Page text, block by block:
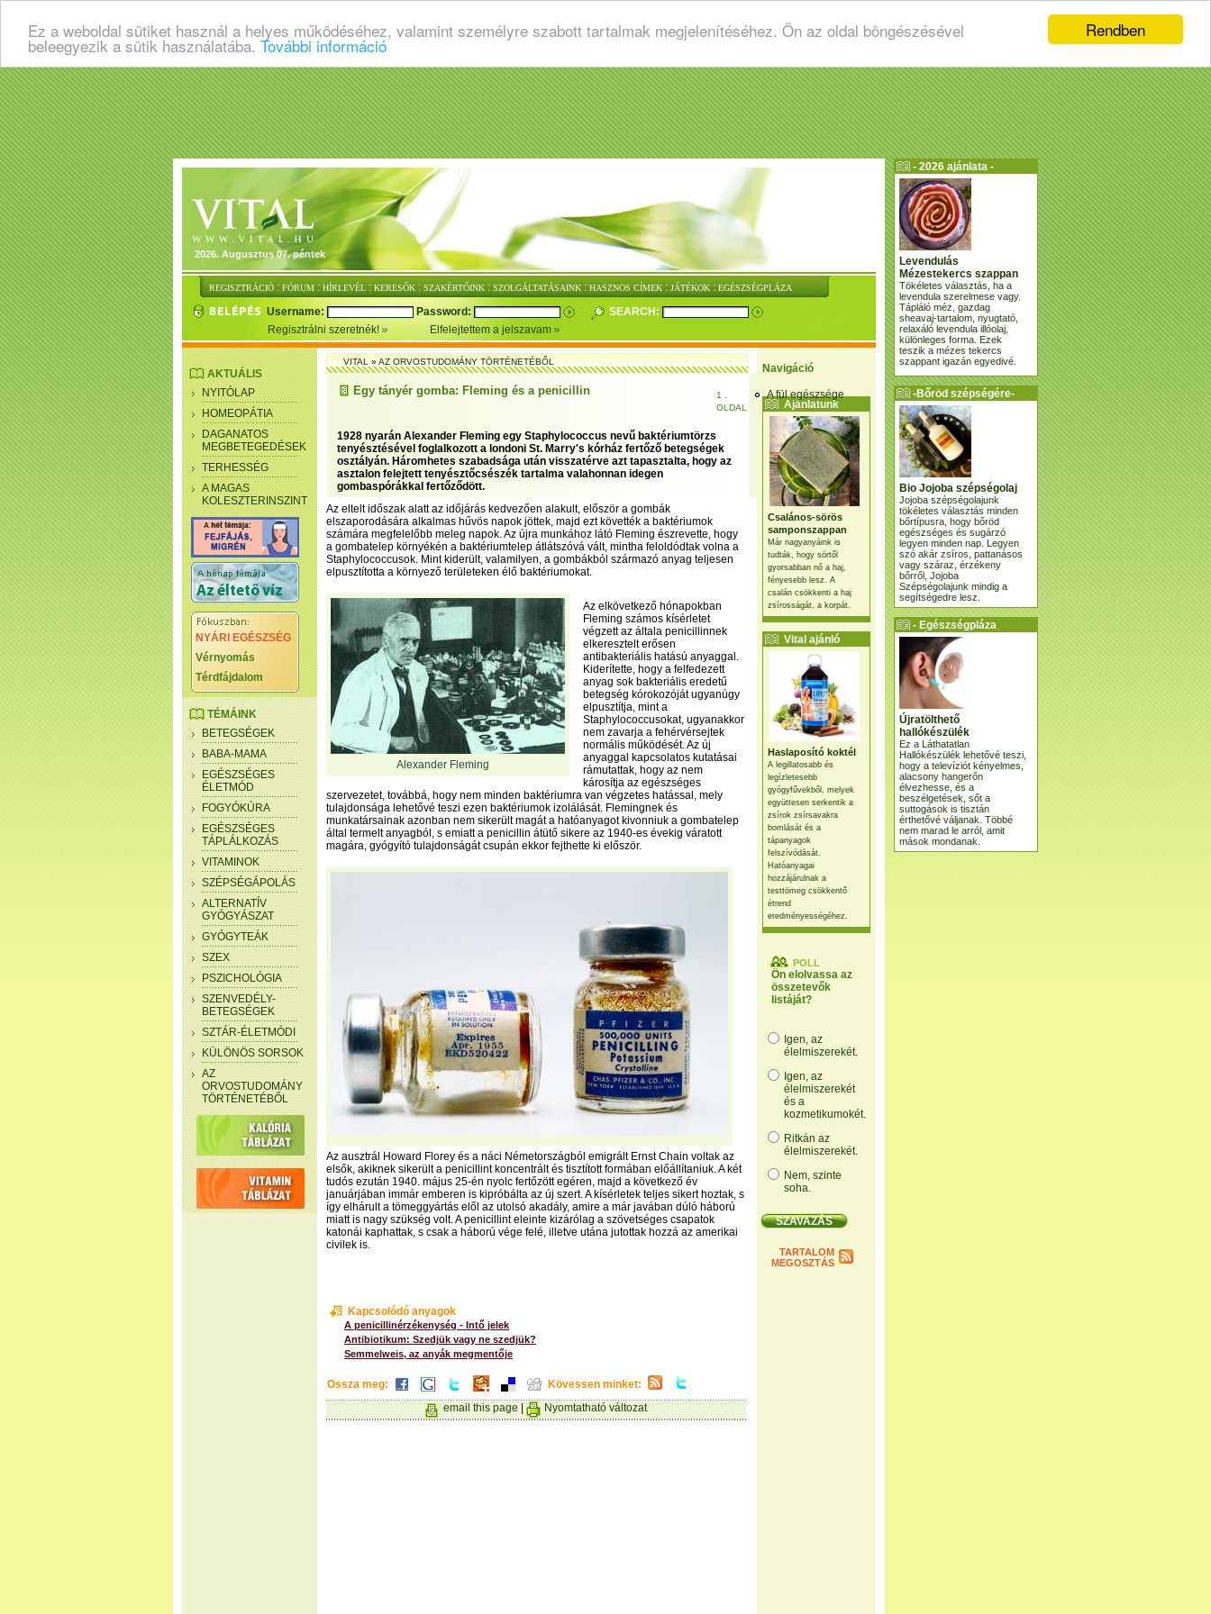
Rendben
Ez a weboldal sütiket használ a helyes működéséhez, valamint személyre szabott tartalmak megjelenítéséhez. Ön az oldal böngészésével
beleegyezik a sütik használatába. További információ
2026. Augusztus 07. péntek
REGISZTRÁCIÓ : FÓRUM : HÍRLEVÉL : KERESŐK : SZAKÉRTŐINK : SZOLGÁLTATÁSAINK : HASZNOS CÍMEK : JÁTÉKOK : EGÉSZSÉGPLÁZA
Username: Password:
SEARCH:
Regisztrálni szeretnék!
Elfelejtettem a jelszavam
Navigáció
A fül egészsége
Ajánlatunk
Csalános-sörös
samponszappan
Már nagyanyáink is
tudták, hogy sörtől
gyorsabban nő a haj,
fényesebb lesz. A
csalán csökkenti a haj
zsírosságát, a korpát.
Vital ajánló
Haslaposító koktél
A legillatosabb és
legízletesebb
gyógyfűvekből, melyek
együttesen serkentik a
zsírok zsírsavakra
bomlását és a
tápanyagok
felszívódását.
Hatóanyagai
hozzájárulnak a
testtömeg csökkentő
étrend
eredményességéhez.
POLL
Ön elolvassa az
összetevők
listáját?
Igen, az
élelmiszerekét.
Igen, az
élelmiszerekét
és a
kozmetikumokét.
Ritkán az
élelmiszerekét.
Nem, szinte
soha.
TARTALOM
MEGOSZTÁS
AKTUÁLIS
NYITÓLAP
HOMEOPÁTIA
DAGANATOS
MEGBETEGEDÉSEK
TERHESSÉG
A MAGAS
KOLESZTERINSZINT
NYÁRI EGÉSZSÉG
Vérnyomás
Térdfájdalom
TÉMÁINK
BETEGSÉGEK
BABA-MAMA
EGÉSZSÉGES
ÉLETMÓD
FOGYÓKÚRA
EGÉSZSÉGES
TÁPLÁLKOZÁS
VITAMINOK
SZÉPSÉGÁPOLÁS
ALTERNATÍV
GYÓGYÁSZAT
GYÓGYTEÁK
SZEX
PSZICHOLÓGIA
SZENVEDÉLY-
BETEGSÉGEK
SZTÁR-ÉLETMÓDI
KÜLÖNÖS SORSOK
AZ
ORVOSTUDOMÁNY
TÖRTÉNETÉBŐL
VITAL»AZ ORVOSTUDOMÁNY TÖRTÉNETÉBŐL
Egy tányér gomba: Fleming és a penicillin
1 .
OLDAL
1928 nyarán Alexander Fleming egy Staphylococcus nevű baktériumtörzs
tenyésztésével foglalkozott a londoni St. Marry's kórház fertőző betegségek
osztályán. Háromhetes szabadsága után visszatérve azt tapasztalta, hogy az
asztalon felejtett tenyésztőcsészék tartalma valahonnan idegen
gombaspórákkal fertőződött.
Az eltelt időszak alatt az időjárás kedvezően alakult, először a gombák
elszaporodására alkalmas hűvös napok jöttek, majd ezt követték a baktériumok
számára megfelelőbb meleg napok. Az újra munkához látó Fleming észrevette, hogy
a gombatelep környékén a baktériumtelep átlátszóvá vált, mintha feloldódtak volna a
Staphylococcusok. Mint kiderült, valamilyen, a gombákból származó anyag teljesen
elpusztította a környező területeken élő baktériumokat.
Alexander Fleming
Az elkövetkező hónapokban
Fleming számos kísérletet
végzett az általa penicillinnek
elkeresztelt erősen
antibakteriális hatású anyaggal.
Kiderítette, hogy a felfedezett
anyag sok bakteriális eredetű
betegség kórokozóját ugyanúgy
elpusztítja, mint a
Staphylococcusokat, ugyanakkor
nem zavarja a fehérvérsejtek
normális működését. Az új
anyaggal kapcsolatos kutatásai
rámutattak, hogy az nem
károsítja az egészséges
szervezetet, továbbá, hogy nem minden baktériumra van végzetes hatással, mely
tulajdonsága lehetővé teszi ezen baktériumok izolálását. Flemingnek és
munkatársainak azonban nem sikerült magát a hatóanyagot kivonniuk a gombatelep
által termelt anyagból, s emiatt a penicillin átütő sikere az 1940-es évekig váratott
magára, gyógyító tulajdonságát csupán ekkor fejthette ki először.
Az ausztrál Howard Florey és a náci Németországból emigrált Ernst Chain voltak az
elsők, akiknek sikerült a penicillint koncentrált és tisztított formában előállítaniuk. A két
tudós ezután 1940. május 25-én nyolc fertőzött egéren, majd a következő év
januárjában immár emberen is kipróbálta az új szert. A kísérletek teljes sikert hoztak, s
így elhárult a tömeggyártás elől az utolsó akadály, amire a már javában dúló háború
miatt is nagy szükség volt. A penicillint eleinte kizárólag a szövetséges csapatok
katonái kaphattak, s csak a háború vége felé, illetve utána jutottak hozzá az amerikai
civilek is.
Kapcsolódó anyagok
A penicillinérzékenység - Intő jelek
Antibiotikum: Szedjük vagy ne szedjük?
Semmelweis, az anyák megmentője
Ossza meg:
Kövessen minket:
email this page
Nyomtatható változat
- 2026 ajánlata -
Levendulás
Mézestekercs szappan
Tökéletes választás, ha a
levendula szerelmese vagy.
Tápláló méz, gazdag
sheavaj-tartalom, nyugtató,
relaxáló levendula illóolaj,
különleges forma. Ezek
teszik a mézes tekercs
szappant igazán egyedivé.
-Bőröd szépségére-
Bio Jojoba szépségolaj
Jojoba szépségolajunk
tökéletes választás minden
bőrtípusra, hogy bőröd
egészséges és sugárzó
legyen minden nap. Legyen
szó akár zsíros, pattanásos
vagy száraz, érzékeny
bőrről, Jojoba
Szépségolajunk mindig a
segítségedre lesz.
- Egészségpláza
ajánlatunk -
Újratölthető
hallókészülék
Ez a Láthatatlan
Hallókészülék lehetővé teszi,
hogy a televíziót kényelmes,
alacsony hangerőn
élvezhesse, és a
beszélgetések, sőt a
suttogások is tisztán
érthetővé váljanak. Többé
nem marad le arról, amit
mások mondanak.